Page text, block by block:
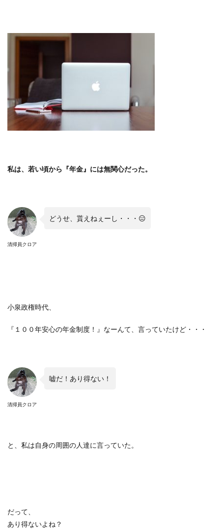
私は、若い頃から『年金』には無関心だった。
清掃員クロア
どうせ、貰えねぇーし・・・ 😑
小泉政権時代、
『１００年安心の年金制度！』なーんて、言っていたけど・・・
清掃員クロア
嘘だ！あり得ない！
と、私は自身の周囲の人達に言っていた。
だって、
あり得ないよね？